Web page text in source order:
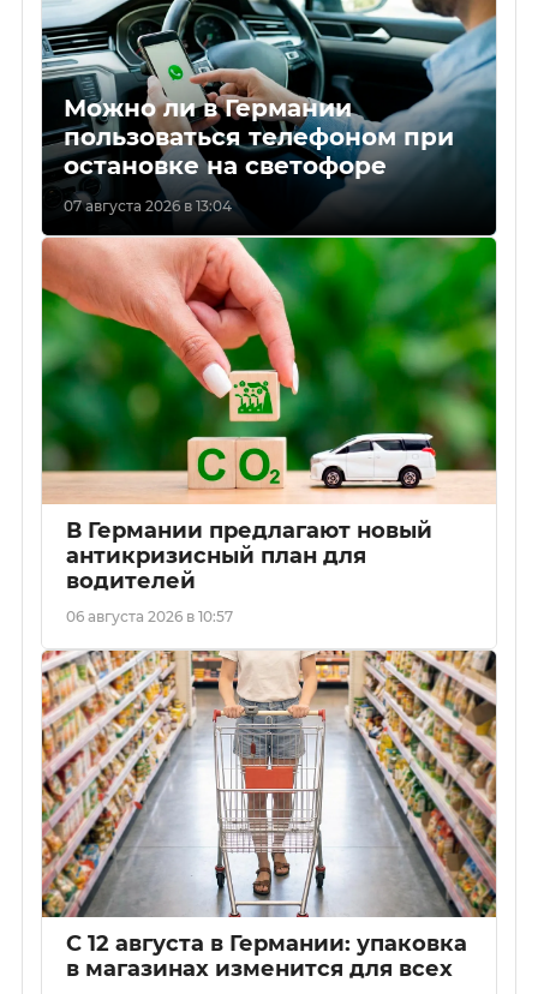
Можно ли в Германии
пользоваться телефоном при
остановке на светофоре
07 августа 2026 в 13:04
В Германии предлагают новый
антикризисный план для
водителей
06 августа 2026 в 10:57
С 12 августа в Германии: упаковка
в магазинах изменится для всех